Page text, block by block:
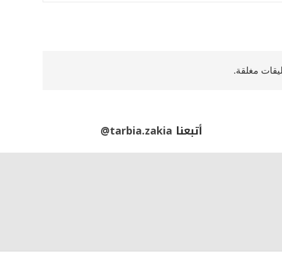
مغلقة.
أتبعنا @tarbia.zakia